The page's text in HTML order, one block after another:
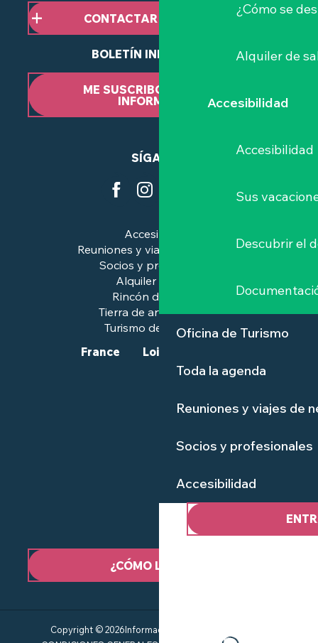
¿Cómo se
Alquiler de
Accesibilidad
Accesibilidad
Sus
Descubrir el
Oficina de Turismo
Toda la agenda
Reuniones y viajes de
Socios y profesionales
Accesibilidad
CONTACTAR CON NOSOTROS
BOLETÍN INFORMATIVO
ME SUSCRIBO AL BOLETÍN
INFORMATIVO
SÍGANOS
Accesibilidad
Reuniones y viajes de negocios
Socios y profesionales
Alquiler de salas
Rincón de prensa
Tierra de arte e historia
Turismo de calidad™.
¿CÓMO LLEGAR?
France Loire-Atlantique
Copyright © 2026Información jurídica